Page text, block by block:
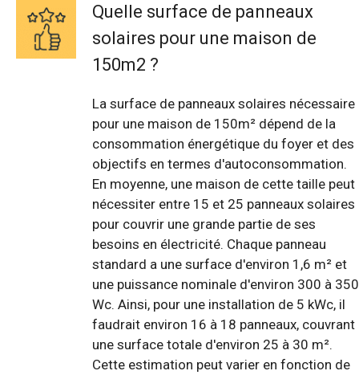
Quelle surface de panneaux
solaires pour une maison de
150m2 ?
La surface de panneaux solaires nécessaire
pour une maison de 150m² dépend de la
consommation énergétique du foyer et des
objectifs en termes d'autoconsommation.
En moyenne, une maison de cette taille peut
nécessiter entre 15 et 25 panneaux solaires
pour couvrir une grande partie de ses
besoins en électricité. Chaque panneau
standard a une surface d'environ 1,6 m² et
une puissance nominale d'environ 300 à 350
Wc. Ainsi, pour une installation de 5 kWc, il
faudrait environ 16 à 18 panneaux, couvrant
une surface totale d'environ 25 à 30 m².
Cette estimation peut varier en fonction de